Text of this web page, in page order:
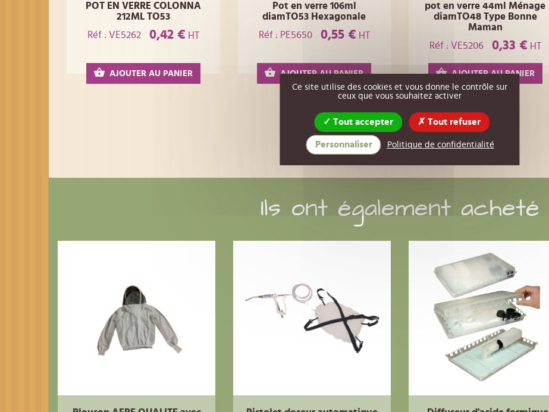
POT EN VERRE COLONNA
212ML TO53
Réf : VE5262
0,42 € HT
AJOUTER AU PANIER
Pot en verre 106ml
diamTO53 Hexagonale
Réf : PE5650
0,55 € HT
AJOUTER AU PANIER
pot en verre 44ml Ménage
diamTO48 Type Bonne
Maman
Réf : VE5206
0,33 € HT
AJOUTER AU PANIER
Ils ont également acheté
Ce site utilise des cookies et vous donne le contrôle sur
ceux que vous souhaitez activer
Tout accepter Tout refuser
Personnaliser Politique de confidentialité